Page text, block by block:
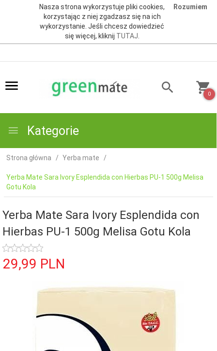
Nasza strona wykorzystuje pliki cookies,
korzystając z niej zgadzasz się na ich
wykorzystanie. Jeśli chcesz dowiedzieć
się więcej, kliknij TUTAJ.
Rozumiem
0
Kategorie
Strona główna Yerba mate
Yerba Mate Sara Ivory Esplendida con Hierbas PU-1 500g Melisa
Gotu Kola
Yerba Mate Sara Ivory Esplendida con
Hierbas PU-1 500g Melisa Gotu Kola
29,99 PLN